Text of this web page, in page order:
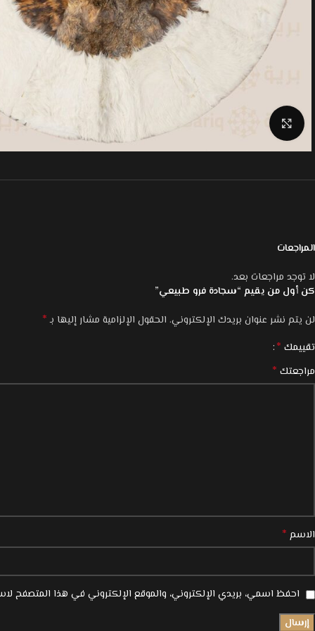
المراجعات
لا توجد مراجعات بعد.
كن أول من يقيم “سجادة فرو طبيعي”
لن يتم نشر عنوان بريدك الإلكتروني. الحقول الإلزامية مشار إليها بـ*
تقييمك *
مراجعتك *
الاسم *
احفظ اسمي، بريدي الإلكتروني، والموقع الإلكتروني في هذا المتصفح